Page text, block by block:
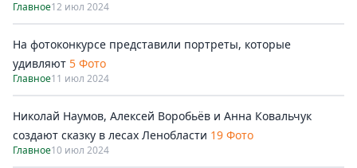
Главное12 июл 2024
На фотоконкурсе представили портреты, которые
удивляют 5 Фото
Главное11 июл 2024
Николай Наумов, Алексей Воробьёв и Анна Ковальчук
создают сказку в лесах Ленобласти 19 Фото
Главное10 июл 2024